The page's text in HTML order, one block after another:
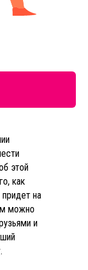
этой
как
на
можно
и